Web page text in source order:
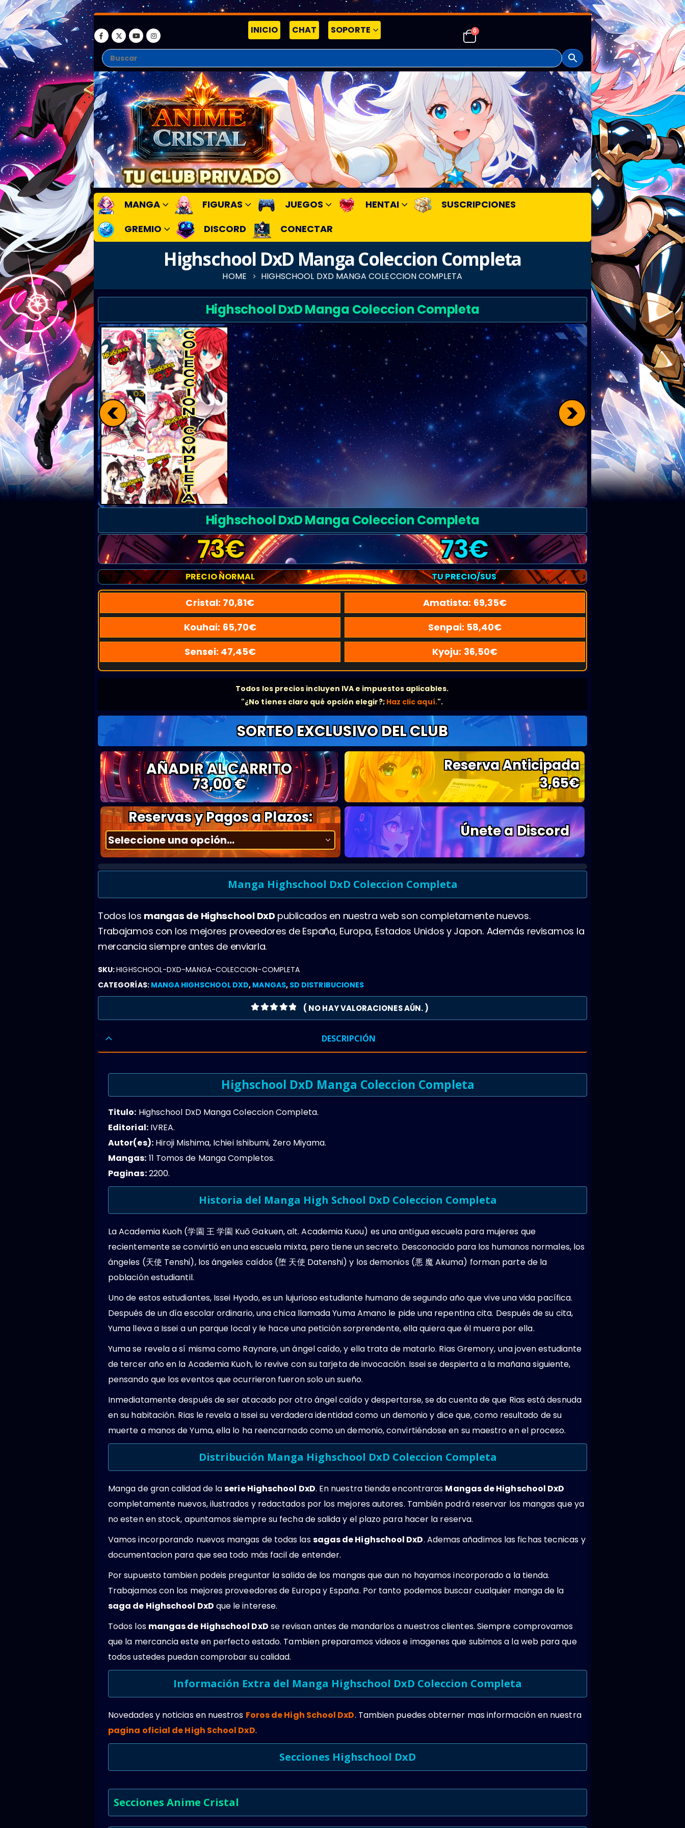
INICIO CHAT SOPORTE 0
MANGA FIGURAS JUEGOS HENTAI
SUSCRIPCIONES
GREMIO
DISCORD CONECTAR
Highschool DxD Manga Coleccion Completa
HOME HIGHSCHOOL DXD MANGA COLECCION COMPLETA
Highschool DxD Manga Coleccion Completa
< >
Highschool DxD Manga Coleccion Completa
73€ 73€
PRECIO NORMAL TU PRECIO/SUS
Cristal: 70,81€ Amatista: 69,35€
Kouhai: 65,70€ Senpai: 58,40€
Sensei: 47,45€ Kyoju: 36,50€
Todos los precios incluyen IVA e impuestos aplicables.
"¿No tienes claro qué opción elegir?; Haz clic aquí.".
SORTEO EXCLUSIVO DEL CLUB
AÑADIR AL CARRITO
73,00 €
Reserva Anticipada
3,65€
Reservas y Pagos a Plazos:
Únete a Discord
Manga Highschool DxD Coleccion Completa
Todos los mangas de Highschool DxDpublicados en nuestra web son completamente nuevos.
Trabajamos con los mejores proveedores de España, Europa, Estados Unidos y Japon. Además revisamos la
mercancia siempre antes de enviarla.
SKU:HIGHSCHOOL-DXD-MANGA-COLECCION-COMPLETA
CATEGORÍAS: MANGA HIGHSCHOOL DXD, MANGAS, SD DISTRIBUCIONES
( NO HAY VALORACIONES AÚN. )
DESCRIPCIÓN
Highschool DxD Manga Coleccion Completa
Titulo: Highschool DxD Manga Coleccion Completa.
Editorial:IVREA.
Autor(es):Hiroji Mishima, Ichiei Ishibumi, Zero Miyama.
Mangas: 11 Tomos de Manga Completos.
Paginas:2200.
Historia del Manga High School DxD Coleccion Completa
La Academia Kuoh (学園 王 学園 Kuō Gakuen, alt. Academia Kuou) es una antigua escuela para mujeres que
recientemente se convirtió en una escuela mixta, pero tiene un secreto. Desconocido para los humanos normales, los
ángeles (天使 Tenshi), los ángeles caídos (堕 天使 Datenshi) y los demonios (悪 魔 Akuma) forman parte de la
población estudiantil.
Uno de estos estudiantes, Issei Hyodo, es un lujurioso estudiante humano de segundo año que vive una vida pacífica.
Después de un día escolar ordinario, una chica llamada Yuma Amano le pide una repentina cita. Después de su cita,
Yuma lleva a Issei a un parque local y le hace una petición sorprendente, ella quiera que él muera por ella.
Yuma se revela a sí misma como Raynare, un ángel caído, y ella trata de matarlo. Rias Gremory, una joven estudiante
de tercer año en la Academia Kuoh, lo revive con su tarjeta de invocación. Issei se despierta a la mañana siguiente,
pensando que los eventos que ocurrieron fueron solo un sueño.
Inmediatamente después de ser atacado por otro ángel caído y despertarse, se da cuenta de que Rias está desnuda
en su habitación. Rias le revela a Issei su verdadera identidad como un demonio y dice que, como resultado de su
muerte a manos de Yuma, ella lo ha reencarnado como un demonio, convirtiéndose en su maestro en el proceso.
Distribución Manga Highschool DxD Coleccion Completa
Manga de gran calidad de laserie Highschool DxD. En nuestra tienda encontraras Mangas de Highschool DxD
completamente nuevos, ilustrados y redactados por los mejores autores. También podrá reservar los mangas que ya
no esten en stock, apuntamos siempre su fecha de salida y el plazo para hacer la reserva.
Vamos incorporando nuevos mangas de todas lassagas de Highschool DxD. Ademas añadimos las fichas tecnicas y
documentacion para que sea todo más facil de entender.
Por supuesto tambien podeis preguntar la salida de los mangas que aun no hayamos incorporado a la tienda.
Trabajamos con los mejores proveedores de Europa y España. Por tanto podemos buscar cualquier manga de la
saga de Highschool DxD que le interese.
Todos los mangas de Highschool DxD se revisan antes de mandarlos a nuestros clientes. Siempre comprovamos
que la mercancia este en perfecto estado. Tambien preparamos videos e imagenes que subimos a la web para que
todos ustedes puedan comprobar su calidad.
Información Extra del Manga Highschool DxD Coleccion Completa
Novedades y noticias en nuestros Foros de High School DxD. Tambien puedes obterner mas información en nuestra
pagina oficial de High School DxD.
Secciones Highschool DxD
Secciones Anime Cristal